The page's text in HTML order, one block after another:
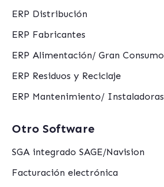
ERP Distribución
ERP Fabricantes
ERP Alimentación/ Gran Consumo
ERP Residuos y Reciclaje
ERP Mantenimiento/ Instaladoras
Otro Software
SGA integrado SAGE/Navision
Facturación electrónica